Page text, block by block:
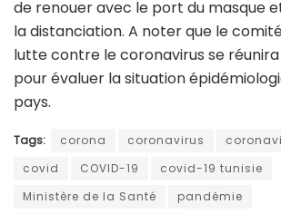
de renouer avec le port du masque
la distanciation. A noter que le
lutte contre le coronavirus se réunira
pour évaluer la situation
pays.
Tags: corona coronavirus
covid
COVID-19
covid-19 tunisie
Ministère de la Santé
pandémie